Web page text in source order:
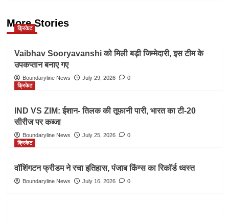
More Stories
क्रिकेट
Vaibhav Sooryavanshi को मिली बड़ी जिम्मेदारी, इस टीम के
उपकप्तान बनाए गए
Boundaryline News July 29, 2026
0
क्रिकेट
IND VS ZIM: ईशान- तिलक की तूफानी पारी, भारत का टी-20
सीरीज पर कब्जा
Boundaryline News July 25, 2026
0
क्रिकेट
वॉशिंगटन फ्रीडम ने रचा इतिहास, पंजाब किंग्स का रिकॉर्ड ध्वस्त
Boundaryline News July 16, 2026 0